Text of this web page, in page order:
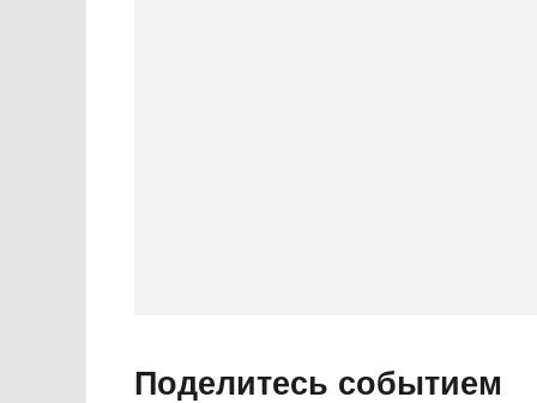
Поделитесь событием